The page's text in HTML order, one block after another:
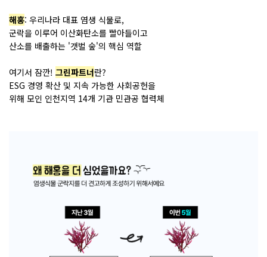
해홍: 우리나라 대표 염생 식물로,
군락을 이루어 이산화탄소를 빨아들이고
산소를 배출하는 '갯벌 숲'의 핵심 역할
여기서 잠깐! 그린파트너란?
ESG 경영 확산 및 지속 가능한 사회공헌을
위해 모인 인천지역 14개 기관 민관공 협력체